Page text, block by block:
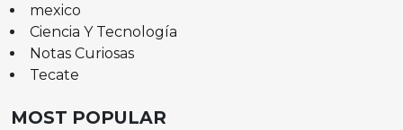
mexico
Ciencia Y Tecnología
Notas Curiosas
Tecate
MOST POPULAR